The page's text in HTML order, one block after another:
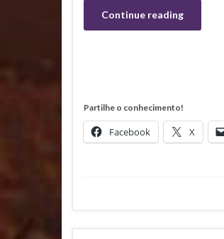
Continue reading
Partilhe o conhecimento!
Facebook X